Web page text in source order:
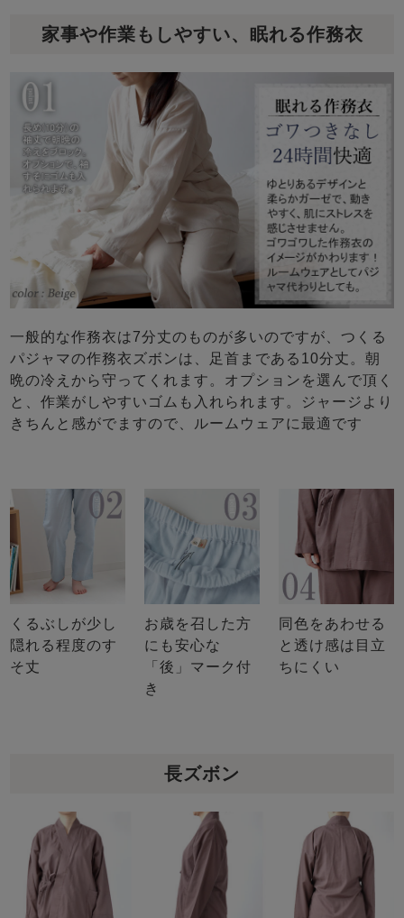
家事や作業もしやすい、眠れる作務衣
一般的な作務衣は7分丈のものが多いのですが、つくる
パジャマの作務衣ズボンは、足首まである10分丈。朝
晩の冷えから守ってくれます。オプションを選んで頂く
と、作業がしやすいゴムも入れられます。ジャージより
きちんと感がでますので、ルームウェアに最適です
くるぶしが少し
隠れる程度のす
そ丈
お歳を召した方
にも安心な
「後」マーク付
き
同色をあわせる
と透け感は目立
ちにくい
長ズボン